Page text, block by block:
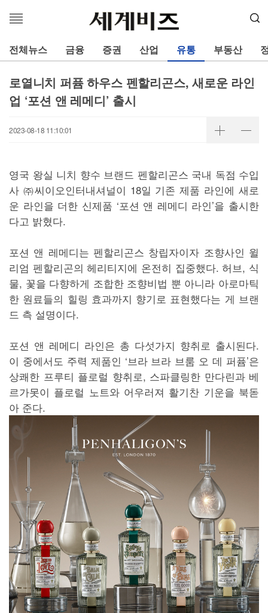
메
열
기
전체뉴스 금융 증권 산업 유통 부동산
로열니치 퍼퓸 하우스 펜할리곤스, 새로운 라인
업 ‘포션 앤 레메디’ 출시
2023-08-18 11:10:01
영국 왕실 니치 향수 브랜드 펜할리곤스 국내 독점 수입
사 ㈜씨이오인터내셔널이 18일 기존 제품 라인에 새로
운 라인을 더한 신제품 ‘포션 앤 레메디 라인’을 출시한
다고 밝혔다.
포션 앤 레메디는 펜할리곤스 창립자이자 조향사인 윌
리엄 펜할리곤의 헤리티지에 온전히 집중했다. 허브, 식
물, 꽃을 다향하게 조합한 조향비법 뿐 아니라 아로마틱
한 원료들의 힐링 효과까지 향기로 표현했다는 게 브랜
드 측 설명이다.
포션 앤 레메디 라인은 총 다섯가지 향취로 출시된다.
이 중에서도 주력 제품인 ‘브라 브라 브룸 오 데 퍼퓸’은
상쾌한 프루티 플로럴 향취로, 스파클링한 만다린과 베
르가못이 플로럴 노트와 어우러져 활기찬 기운을 북돋
아 준다.